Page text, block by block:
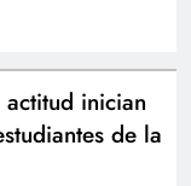
inician
de la